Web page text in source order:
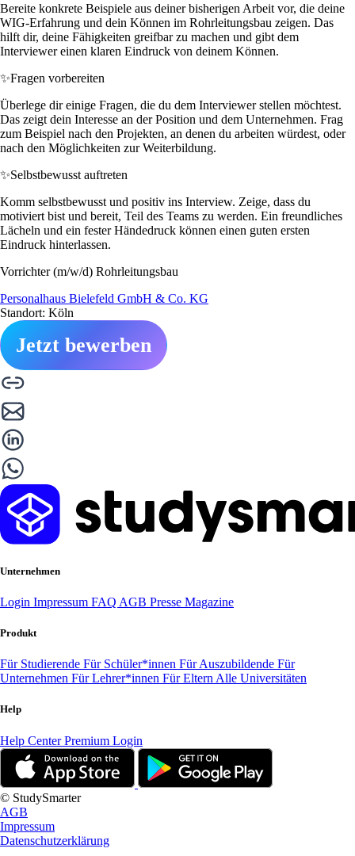
Bereite konkrete Beispiele aus deiner bisherigen Arbeit vor, die deine
WIG-Erfahrung und dein Können im Rohrleitungsbau zeigen. Das
hilft dir, deine Fähigkeiten greifbar zu machen und gibt dem
Interviewer einen klaren Eindruck von deinem Können.
✨Fragen vorbereiten
Überlege dir einige Fragen, die du dem Interviewer stellen möchtest.
Das zeigt dein Interesse an der Position und dem Unternehmen. Frag
zum Beispiel nach den Projekten, an denen du arbeiten würdest, oder
nach den Möglichkeiten zur Weiterbildung.
✨Selbstbewusst auftreten
Komm selbstbewusst und positiv ins Interview. Zeige, dass du
motiviert bist und bereit, Teil des Teams zu werden. Ein freundliches
Lächeln und ein fester Händedruck können einen guten ersten
Eindruck hinterlassen.
Vorrichter (m/w/d) Rohrleitungsbau
Personalhaus Bielefeld GmbH & Co. KG
Standort: Köln
Jetzt bewerben
Unternehmen
Login Impressum FAQ AGB Presse Magazine
Produkt
Für Studierende Für Schüler*innen Für Auszubildende Für
Unternehmen Für Lehrer*innen Für Eltern Alle Universitäten
Help
Help CenterPremium Login
© StudySmarter
AGB
Impressum
Datenschutzerklärung